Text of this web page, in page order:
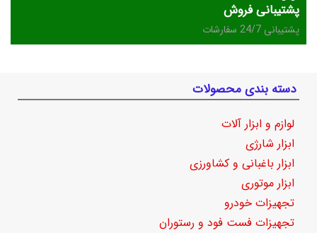
پشتیبانی فروش
پشتیبانی 24/7 سفارشات
دسته بندی محصولات
لوازم و ابزار آلات
ابزار شارژی
ابزار باغبانی و کشاورزی
ابزار موتوری
تجهیزات خودرو
تجهیزات فست فود و رستوران